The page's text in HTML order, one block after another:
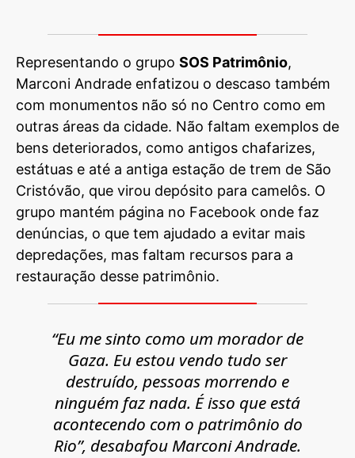
Representando o grupo SOS Patrimônio,
Marconi Andrade enfatizou o descaso também
com monumentos não só no Centro como em
outras áreas da cidade. Não faltam exemplos de
bens deteriorados, como antigos chafarizes,
estátuas e até a antiga estação de trem de São
Cristóvão, que virou depósito para camelôs. O
grupo mantém página no Facebook onde faz
denúncias, o que tem ajudado a evitar mais
depredações, mas faltam recursos para a
restauração desse patrimônio.
“Eu me sinto como um morador de
Gaza. Eu estou vendo tudo ser
destruído, pessoas morrendo e
ninguém faz nada. É isso que está
acontecendo com o patrimônio do
Rio”, desabafou Marconi Andrade.